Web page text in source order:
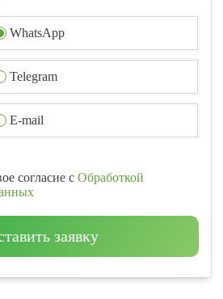
WhatsApp
Telegram
E-mail
согласие с Обработкой
заявку